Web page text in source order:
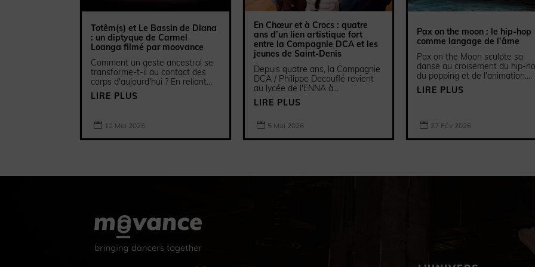
Totêm(s) et Le Bassin de Diana
: un diptyque de Carmel
Loanga filmé par moovance
Comment un geste ancestral se
transforme-t-il au contact des
corps d'aujourd'hui ? En reliant...
LIRE PLUS
 12 Mai 2026
En Chœur et à Crocs : quatre
ans d’un lien artistique fort
entre la Compagnie DCA et les
jeunes de Saint-Denis
Depuis quatre ans, la Compagnie
DCA / Philippe Decouflé revient
au lycée de l'ENNA à...
LIRE PLUS
 5 Mai 2026
Pax on the moon : le hip-hop
comme langage de l’âme
Pax on the Moon sculpte sa
danse au croisement du hip-
du popping et de l'animation....
LIRE PLUS
 27 Fév 2026